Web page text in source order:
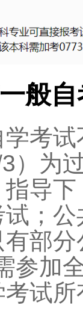
般
考
3）为
导
；
部
参加
试